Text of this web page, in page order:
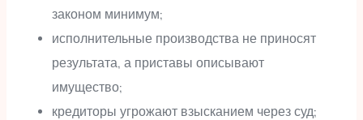
законом минимум;
исполнительные производства не приносят
результата, а приставы описывают
имущество;
кредиторы угрожают взысканием через суд;